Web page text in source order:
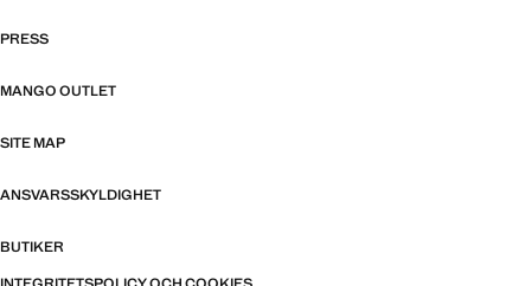
PRESS
MANGO OUTLET
SITE MAP
ANSVARSSKYLDIGHET
BUTIKER